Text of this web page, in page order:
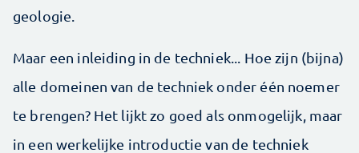
geologie.
Maar een inleiding in de techniek... Hoe zijn (bijna)
alle domeinen van de techniek onder één noemer
te brengen? Het lijkt zo goed als onmogelijk, maar
in een werkelijke introductie van de techniek